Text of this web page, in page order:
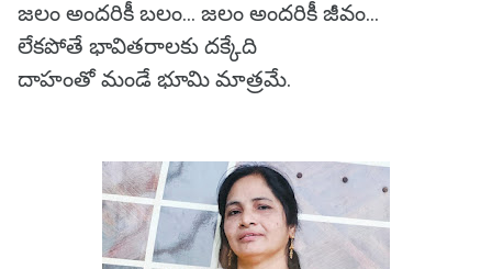
జలం అందరికీ బలం… జలం అందరికీ జీవం…
లేకపోతే భావితరాలకు దక్కేది
దాహంతో మండే భూమి మాత్రమే.